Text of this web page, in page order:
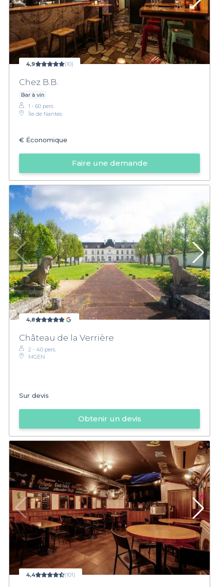
4,9 (10)
Chez B.B.
Bar à vin
1 - 60 pers.
Île de Nantes
€ Économique
Faire une demande
4,8
Château de la Verrière
2 - 40 pers.
MGEN
Sur devis
Obtenir un devis
4,4 (101)